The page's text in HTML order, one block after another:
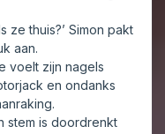
ze thuis?’ Simon pakt
aan.
voelt zijn nagels
en ondanks
stem is doordrenkt